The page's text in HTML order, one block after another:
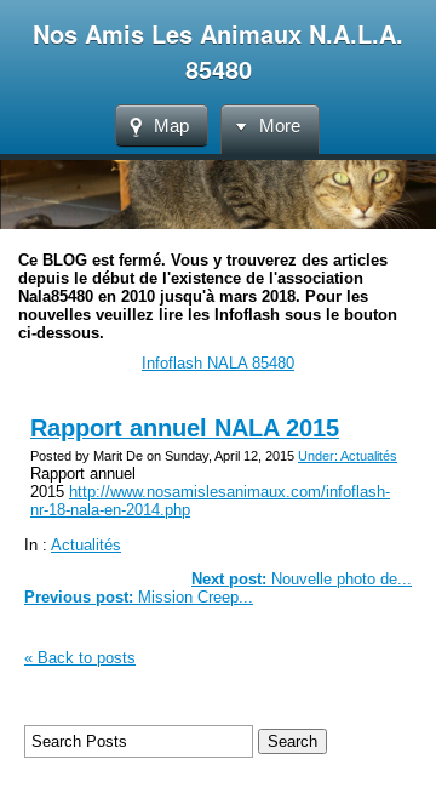
Nos Amis Les Animaux N.A.L.A.
85480
Map More
Ce BLOG est fermé. Vous y trouverez des articles
depuis le début de l'existence de l'association
Nala85480 en 2010 jusqu'à mars 2018. Pour les
nouvelles veuillez lire les Infoflash sous le bouton
ci-dessous.
Infoflash NALA 85480
Rapport annuel NALA 2015
Posted by Marit De on Sunday, April 12, 2015 Under: Actualités
Rapport annuel
2015 http://www.nosamislesanimaux.com/infoflash-
nr-18-nala-en-2014.php
In : Actualités
Next post: Nouvelle photo de...
Previous post: Mission Creep...
« Back to posts